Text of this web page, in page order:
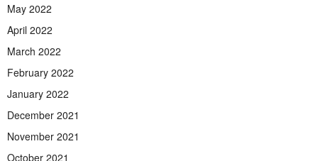
May 2022
April 2022
March 2022
February 2022
January 2022
December 2021
November 2021
October 2021